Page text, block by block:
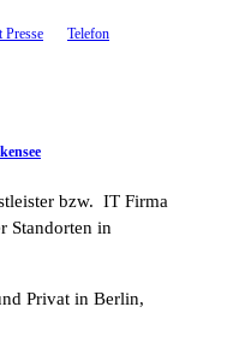
Presse
Telefon
bzw. IT Firma
Standorten in
Privat in Berlin,